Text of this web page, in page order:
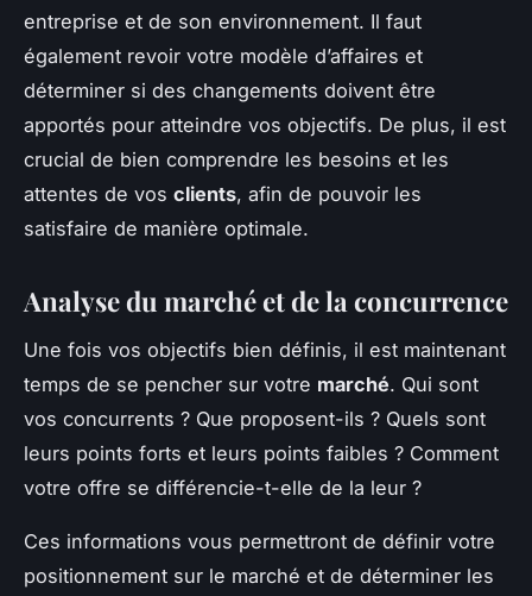
entreprise et de son environnement. Il faut
également revoir votre modèle d’affaires et
déterminer si des changements doivent être
apportés pour atteindre vos objectifs. De plus, il est
crucial de bien comprendre les besoins et les
attentes de vos clients, afin de pouvoir les
satisfaire de manière optimale.
Analyse du marché et de la concurrence
Une fois vos objectifs bien définis, il est maintenant
temps de se pencher sur votre marché. Qui sont
vos concurrents ? Que proposent-ils ? Quels sont
leurs points forts et leurs points faibles ? Comment
votre offre se différencie-t-elle de la leur ?
Ces informations vous permettront de définir votre
positionnement sur le marché et de déterminer les